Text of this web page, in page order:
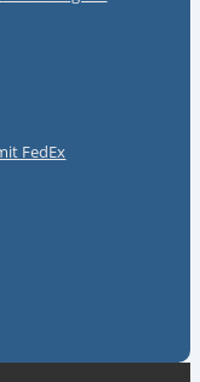
FedEx